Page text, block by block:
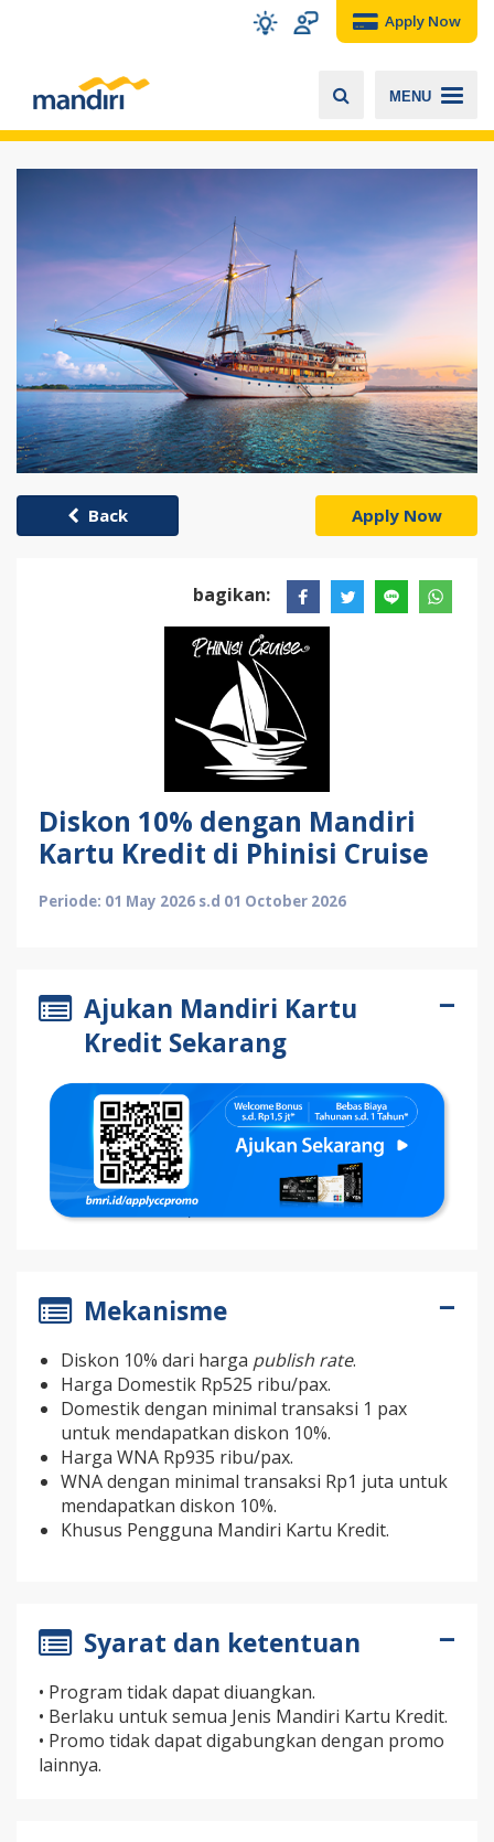
Apply Now
MENU
Back Apply Now
bagikan:
Diskon 10% dengan Mandiri
Kartu Kredit di Phinisi Cruise
Periode: 01 May 2026 s.d 01 October 2026
Ajukan Mandiri Kartu
Kredit Sekarang
Mekanisme
Diskon 10% dari harga publish rate.
Harga Domestik Rp525 ribu/pax.
Domestik dengan minimal transaksi 1 pax
untuk mendapatkan diskon 10%.
Harga WNA Rp935 ribu/pax.
WNA dengan minimal transaksi Rp1 juta untuk
mendapatkan diskon 10%.
Khusus Pengguna Mandiri Kartu Kredit.
Syarat dan ketentuan
• Program tidak dapat diuangkan.
• Berlaku untuk semua Jenis Mandiri Kartu Kredit.
• Promo tidak dapat digabungkan dengan promo
lainnya.